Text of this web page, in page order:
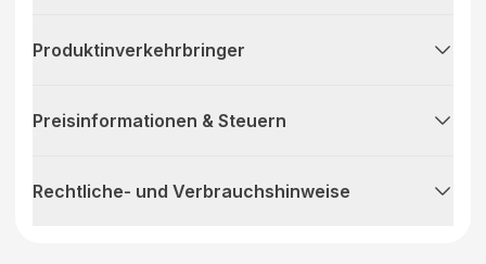
Produktinverkehrbringer
Preisinformationen & Steuern
Rechtliche- und Verbrauchshinweise